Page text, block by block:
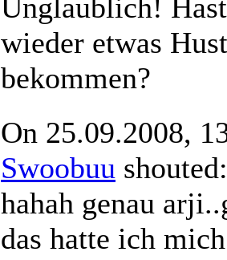
Unglaublich!
wieder etwas
bekommen?
On 25.09.2008,
Swoobuu
hahah genau
das hatte ich